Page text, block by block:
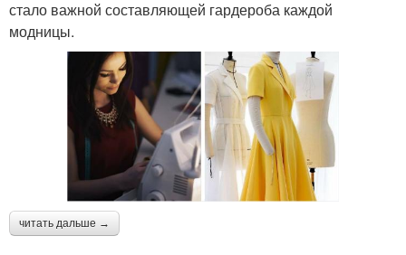
стало важной составляющей гардероба каждой
модницы.
читать дальше →